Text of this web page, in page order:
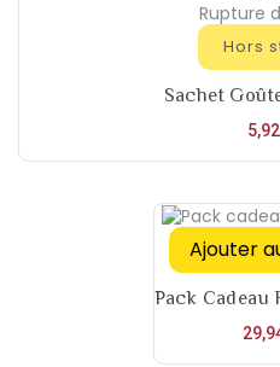
Rupture
Hors
Sachet
Ajouter
Pack Cadeau